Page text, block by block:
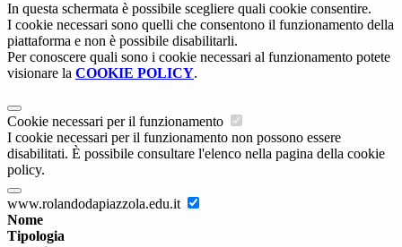
In questa schermata è possibile scegliere quali cookie consentire.
I cookie necessari sono quelli che consentono il funzionamento della
piattaforma e non è possibile disabilitarli.
Per conoscere quali sono i cookie necessari al funzionamento potete
visionare la COOKIE POLICY.
Cookie necessari per il funzionamento
I cookie necessari per il funzionamento non possono essere
disabilitati. È possibile consultare l'elenco nella pagina della cookie
policy.
www.rolandodapiazzola.edu.it
Nome
Tipologia